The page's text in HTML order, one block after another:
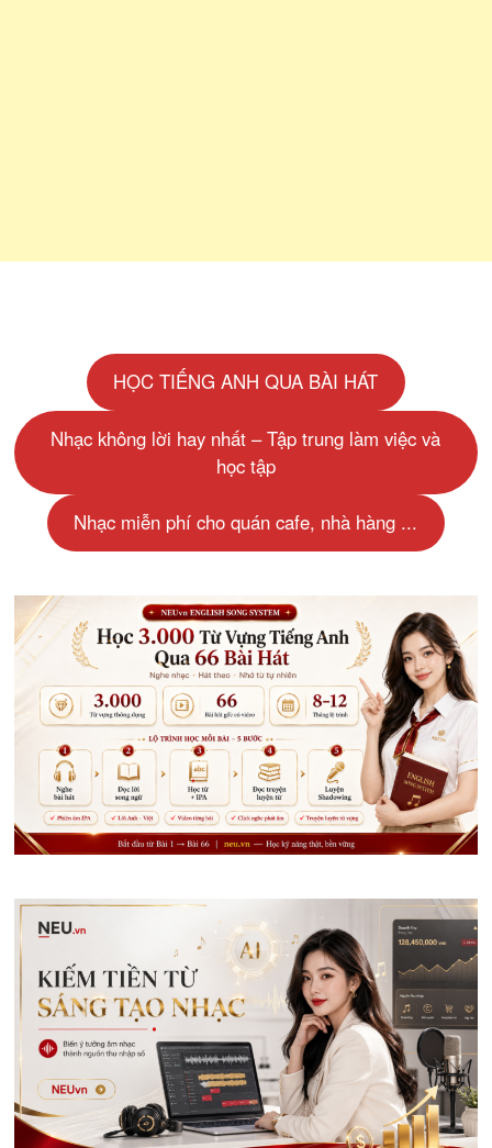
HỌC TIẾNG ANH QUA BÀI HÁT
Nhạc không lời hay nhất – Tập trung làm việc và
học tập
Nhạc miễn phí cho quán cafe, nhà hàng ...